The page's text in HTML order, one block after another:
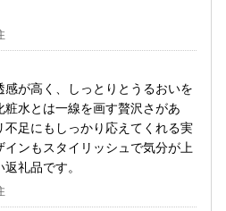
が高く、しっとりとうるおいを
水とは一線を画す贅沢さがあ
不足にもしっかり応えてくれる実
ンもスタイリッシュで気分が上
礼品です。